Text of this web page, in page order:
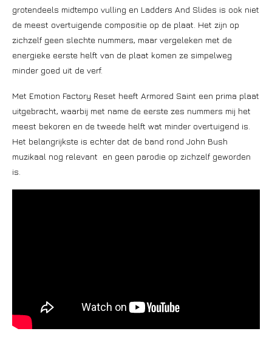
grotendeels midtempo vulling en Ladders And Slides is ook niet
de meest overtuigende compositie op de plaat. Het zijn op
zichzelf geen slechte nummers, maar vergeleken met de
energieke eerste helft van de plaat komen ze simpelweg
minder goed uit de verf.
Met Emotion Factory Reset heeft Armored Saint een prima plaat
uitgebracht, waarbij met name de eerste zes nummers mij het
meest bekoren en de tweede helft wat minder overtuigend is.
Het belangrijkste is echter dat de band rond John Bush
muzikaal nog relevant en geen parodie op zichzelf geworden
is.